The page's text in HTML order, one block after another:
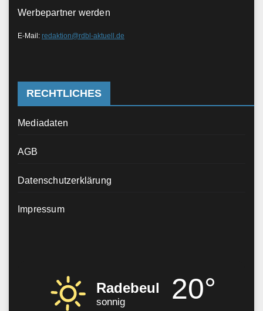
Werbepartner werden
E-Mail: redaktion@rdbl-aktuell.de
RECHTLICHES
Mediadaten
AGB
Datenschutzerklärung
Impressum
Radebeul
sonnig 20°